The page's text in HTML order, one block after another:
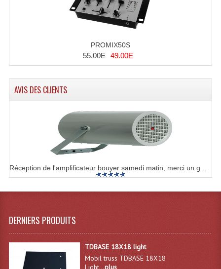
Dispatches
Filtres Et Divers
Gyrophares À Leds
Lampes Ampoules
Ampoules - Tubes Lumière Noire Black Gun
Lampes À Décharges
Lampes Halogenes Divers
Lampes Leds
Lampes PAR
PROMIX50S
55.00E 49.00E
AVIS DES CLIENTS
Réception de l'amplificateur bouyer samedi matin, merci un g ..
DERNIERS PRODUITS
TDBASE 18X18 light
Mobil truss TDBASE 18X18
Light...plus